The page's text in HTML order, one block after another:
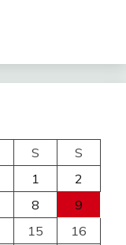
S
S
1
2
8
9
15
16